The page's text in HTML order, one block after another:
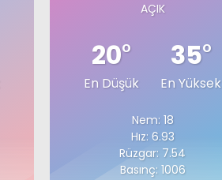
AÇIK
20°
En Düşük
35°
En Yüksek
Nem: 18
Hız: 6.93
Rüzgar: 7.54
Basınç: 1006